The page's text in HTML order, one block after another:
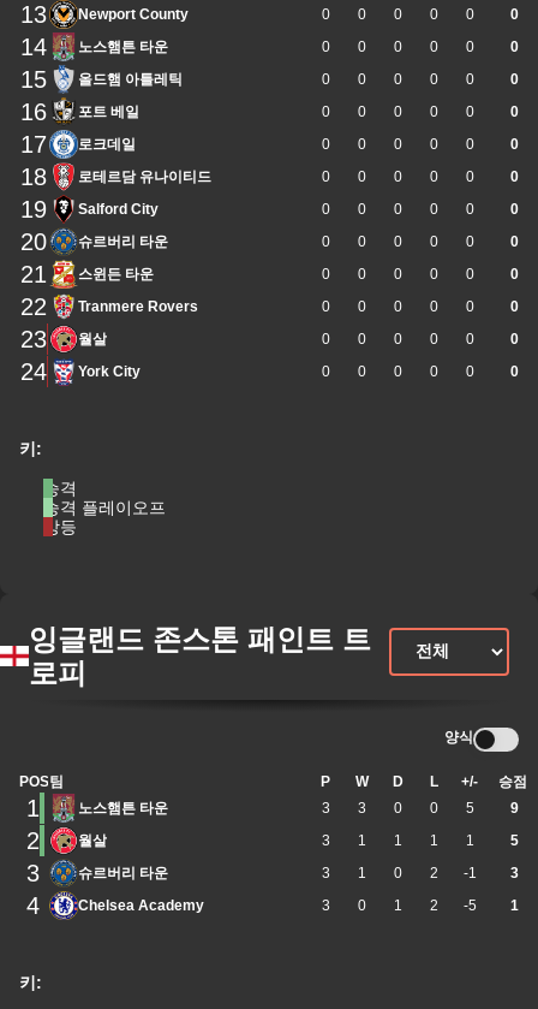
키:
승격
승격 플레이오프
강등
13 Newport County 0 0 0 0 0 0
14 노스햄튼 타운 0 0 0 0 0 0
15 올드햄 아틀레틱 0 0 0 0 0 0
16 포트 베일 0 0 0 0 0 0
17 로크데일 0 0 0 0 0 0
18 로테르담 유나이티드 0 0 0 0 0 0
19 Salford City 0 0 0 0 0 0
20 슈르버리 타운 0 0 0 0 0 0
21 스윈든 타운 0 0 0 0 0 0
22 Tranmere Rovers 0 0 0 0 0 0
23 월살 0 0 0 0 0 0
24 York City 0 0 0 0 0 0
잉글랜드 존스톤 패인트 트
로피
양식
키:
POS팀 P W D L +/- 승점
1 노스햄튼 타운 3 3 0 0 5 9
2 월살 3 1 1 1 1 5
3 슈르버리 타운 3 1 0 2 -1 3
4 Chelsea Academy 3 0 1 2 -5 1